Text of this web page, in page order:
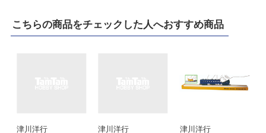
こちらの商品をチェックした人へおすすめ商品
津川洋行 津川洋行 津川洋行